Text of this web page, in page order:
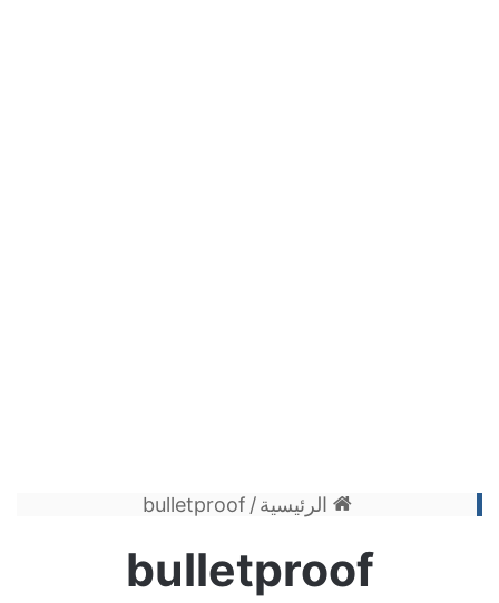
الرئيسية /
bulletproof
bulletproof